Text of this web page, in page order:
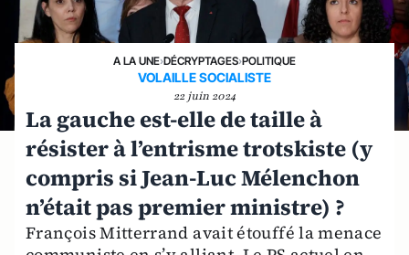
A LA UNE›DÉCRYPTAGES›POLITIQUE
VOLAILLE SOCIALISTE
22 juin 2024
La gauche est-elle de taille à
résister à l’entrisme trotskiste (y
compris si Jean-Luc Mélenchon
n’était pas premier ministre) ?
François Mitterrand avait étouffé la menace